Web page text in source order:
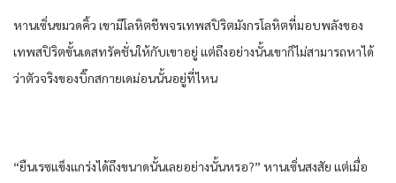
หานเซิ่นขมวดคิ้ว เขามีโลหิตชีพจรเทพสปิริตมังกรโลหิตที่มอบพลังของ
เทพสปิริตขั้นเดสทรัคชั่นให้กับเขาอยู่ แต่ถึงอย่างนั้นเขาก็ไม่สามารถหาได้
ว่าตัวจริงของบิ๊กสกายเดม่อนนั้นอยู่ที่ไหน
“ยืนเรซแข็งแกร่งได้ถึงขนาดนั้นเลยอย่างนั้นหรอ?” หานเซิ่นสงสัย แต่เมื่อ